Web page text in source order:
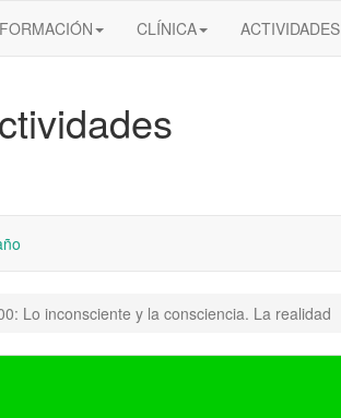
FORMACIÓN CLÍNICA ACTIVIDADES
Lo inconsciente y la consciencia. La realidad